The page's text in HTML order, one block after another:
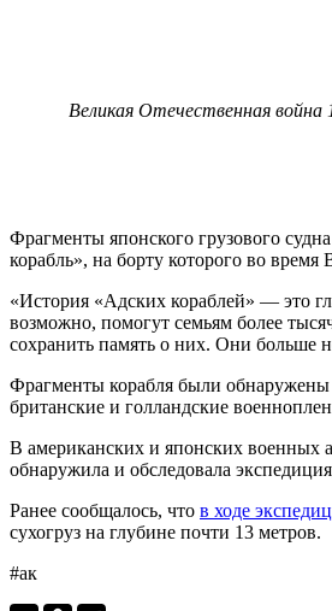
Великая Отечественная
Фрагменты японского грузового
корабль», на борту которого во
«История «Адских кораблей» — это
возможно, помогут семьям более
сохранить память о них. Они больше
Фрагменты корабля были
британские и голландские
В американских и японских военных
обнаружила и обследовала
Ранее сообщалось, что в ходе
сухогруз на глубине почти 13 метров.
#ак